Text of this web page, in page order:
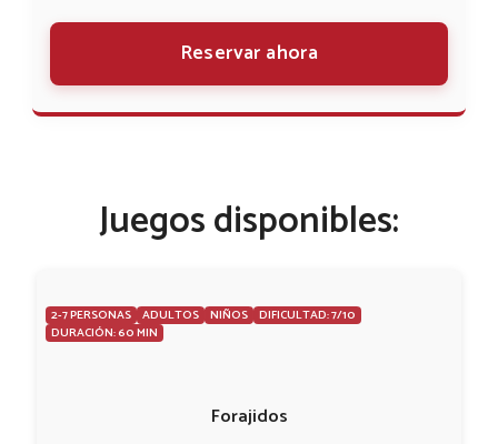
Reservar ahora
Juegos disponibles:
2-7 PERSONAS ADULTOS NIÑOS DIFICULTAD: 7/10
DURACIÓN: 60 MIN
Forajidos